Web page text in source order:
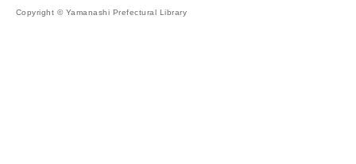
Copyright © Yamanashi Prefectural Library